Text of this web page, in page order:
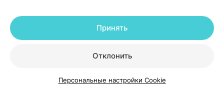
бы могли дать?
— Обязательно соблюдайте режим дня. Это
действительно очень важно. Спать нужно в
шторами, постарайтесь не использовать ночники.
Отклонить
Принять
Персональные настройки Cookie